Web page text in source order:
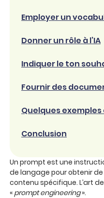
Employer un
Donner un rôle à l’IA
Indiquer le ton
Fournir des
Quelques
Conclusion
Un prompt est une
de langage pour obtenir
contenu spécifique. L’art
« prompt engineering».